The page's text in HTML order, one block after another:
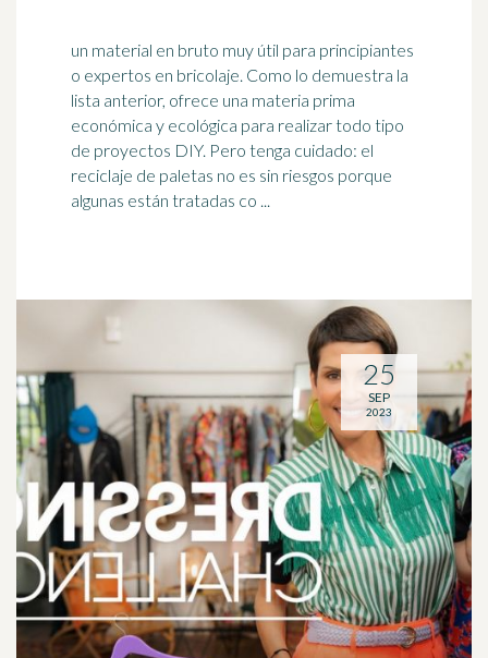
un material en bruto muy útil para principiantes
o expertos en bricolaje. Como lo demuestra la
lista anterior, ofrece una materia prima
económica y ecológica para realizar todo tipo
de proyectos DIY. Pero tenga cuidado: el
reciclaje de paletas no es sin riesgos porque
algunas están tratadas co ...
25
SEP
2023